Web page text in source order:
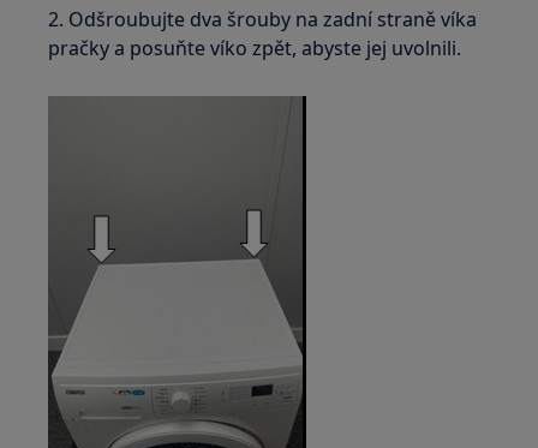
2. Odšroubujte dva šrouby na zadní straně víka
pračky a posuňte víko zpět, abyste jej uvolnili.